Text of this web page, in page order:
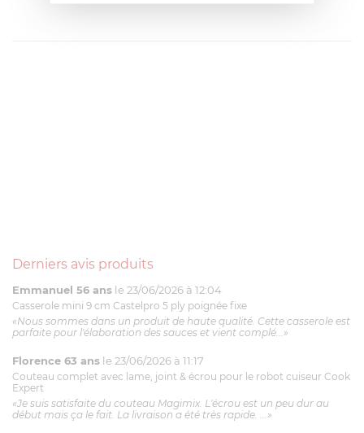
Derniers avis produits
Emmanuel 56 ans le 23/06/2026 à 12:04
Casserole mini 9 cm Castelpro 5 ply poignée fixe
«Nous sommes dans un produit de haute qualité. Cette casserole est
parfaite pour l'élaboration des sauces et vient complé...»
Florence 63 ans le 23/06/2026 à 11:17
Couteau complet avec lame, joint & écrou pour le robot cuiseur Cook
Expert
«Je suis satisfaite du couteau Magimix. L'écrou est un peu dur au
début mais ça le fait. La livraison a été très rapide. ...»